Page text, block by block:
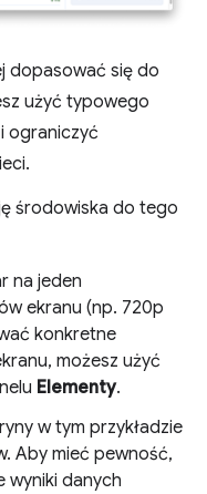
dopasować się do
użyć typowego
ograniczyć
środowiska do tego
na jeden
ekranu (np. 720p
konkretne
możesz użyć
Elementy.
w tym przykładzie
Aby mieć pewność,
wyniki danych